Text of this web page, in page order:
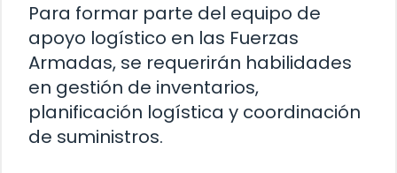
Para formar parte del equipo de
apoyo logístico en las Fuerzas
Armadas, se requerirán habilidades
en gestión de inventarios,
planificación logística y coordinación
de suministros.